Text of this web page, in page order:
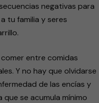
negativas para
tu familia y seres
entre comidas
Y no hay que olvidarse
de las encías y
se acumula mínimo